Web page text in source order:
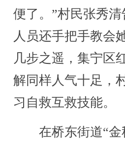
便了。”村民张秀
人员还手把手教会
几步之遥，集宁区
解同样人气十足，
习自救互救技能。
在桥东街道“金